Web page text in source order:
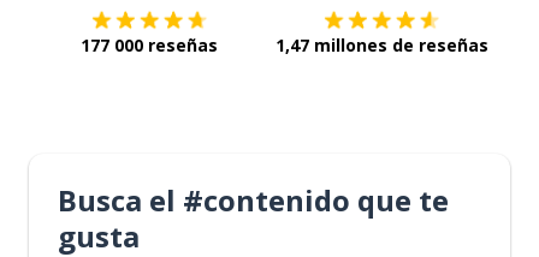
177 000 reseñas 1,47 millones de reseñas
Busca el #contenido que te
gusta